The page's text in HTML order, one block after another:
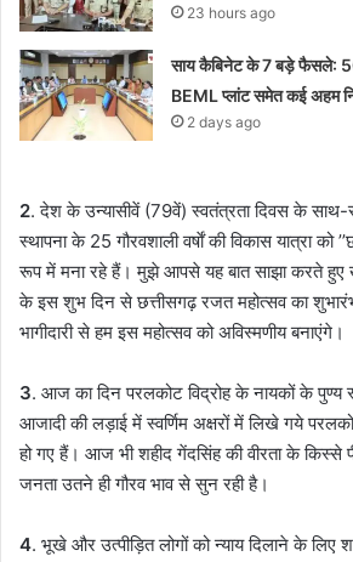
23 hours ago
साय कैबिनेट के 7 बड़े फैसले:
BEML प्लांट समेत कई अहम
2 days ago
2. देश के उन्यासीवें (79वें) स्वतंत्रता दिवस के साथ-
स्थापना के 25 गौरवशाली वर्षाें की विकास यात्रा को
रूप में मना रहे हैं। मुझे आपसे यह बात साझा करते हुए
के इस शुभ दिन से छत्तीसगढ़ रजत महोत्सव का
भागीदारी से हम इस महोत्सव को अविस्मणीय बनाएंगे।
3. आज का दिन परलकोट विद्रोह के नायकों के पुण्य
आजादी की लड़ाई में स्वर्णिम अक्षरों में लिखे गये
हो गए हैं। आज भी शहीद गेंदसिंह की वीरता के किस्से
जनता उतने ही गौरव भाव से सुन रही है।
4. भूखे और उत्पीड़ित लोगों को न्याय दिलाने के लिए